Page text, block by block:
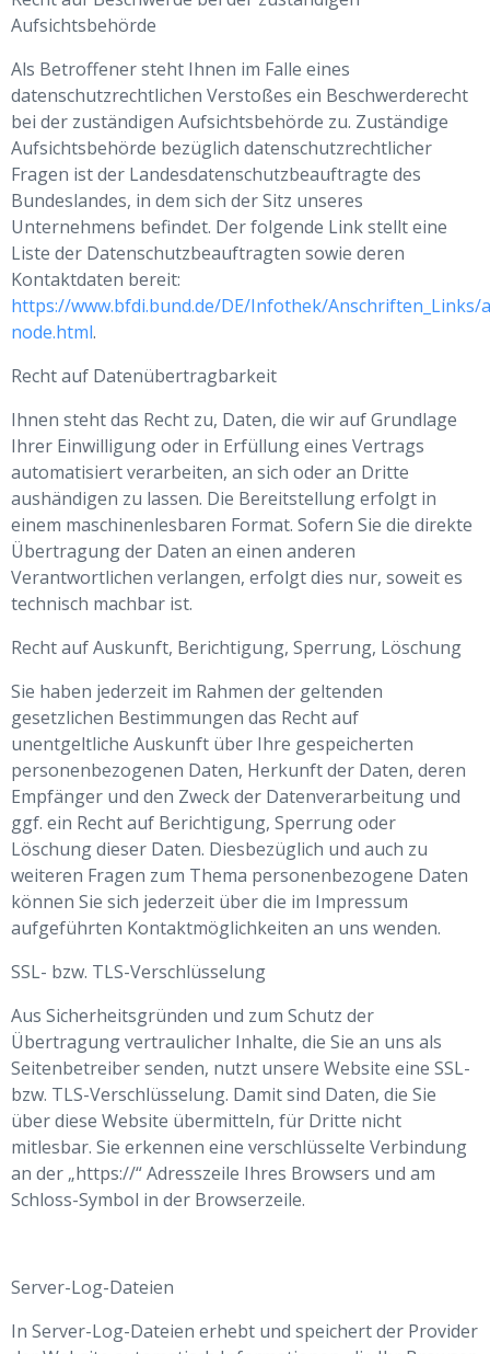
Aufsichtsbehörde
Als Betroffener steht Ihnen im Falle eines
datenschutzrechtlichen Verstoßes ein Beschwerderecht
bei der zuständigen Aufsichtsbehörde zu. Zuständige
Aufsichtsbehörde bezüglich datenschutzrechtlicher
Fragen ist der Landesdatenschutzbeauftragte des
Bundeslandes, in dem sich der Sitz unseres
Unternehmens befindet. Der folgende Link stellt eine
Liste der Datenschutzbeauftragten sowie deren
Kontaktdaten bereit:
https://www.bfdi.bund.de/DE/Infothek/Anschriften_Links/
node.html.
Recht auf Datenübertragbarkeit
Ihnen steht das Recht zu, Daten, die wir auf Grundlage
Ihrer Einwilligung oder in Erfüllung eines Vertrags
automatisiert verarbeiten, an sich oder an Dritte
aushändigen zu lassen. Die Bereitstellung erfolgt in
einem maschinenlesbaren Format. Sofern Sie die direkte
Übertragung der Daten an einen anderen
Verantwortlichen verlangen, erfolgt dies nur, soweit es
technisch machbar ist.
Recht auf Auskunft, Berichtigung, Sperrung, Löschung
Sie haben jederzeit im Rahmen der geltenden
gesetzlichen Bestimmungen das Recht auf
unentgeltliche Auskunft über Ihre gespeicherten
personenbezogenen Daten, Herkunft der Daten, deren
Empfänger und den Zweck der Datenverarbeitung und
ggf. ein Recht auf Berichtigung, Sperrung oder
Löschung dieser Daten. Diesbezüglich und auch zu
weiteren Fragen zum Thema personenbezogene Daten
können Sie sich jederzeit über die im Impressum
aufgeführten Kontaktmöglichkeiten an uns wenden.
SSL- bzw. TLS-Verschlüsselung
Aus Sicherheitsgründen und zum Schutz der
Übertragung vertraulicher Inhalte, die Sie an uns als
Seitenbetreiber senden, nutzt unsere Website eine SSL-
bzw. TLS-Verschlüsselung. Damit sind Daten, die Sie
über diese Website übermitteln, für Dritte nicht
mitlesbar. Sie erkennen eine verschlüsselte Verbindung
an der „https://“ Adresszeile Ihres Browsers und am
Schloss-Symbol in der Browserzeile.
Server-Log-Dateien
In Server-Log-Dateien erhebt und speichert der Provider